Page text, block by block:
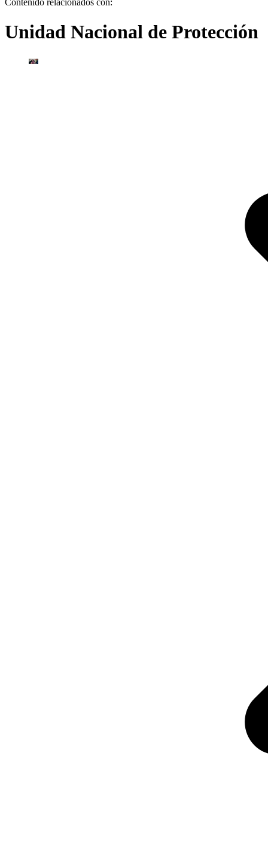
Contenido relacionados con:
Unidad Nacional de Protección